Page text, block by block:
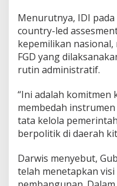
Menurutnya, IDI
country-led
kepemilikan
FGD yang
rutin administratif.
“Ini adalah komitmen
membedah
tata kelola
berpolitik di daerah
Darwis menyebut,
telah menetapkan visi